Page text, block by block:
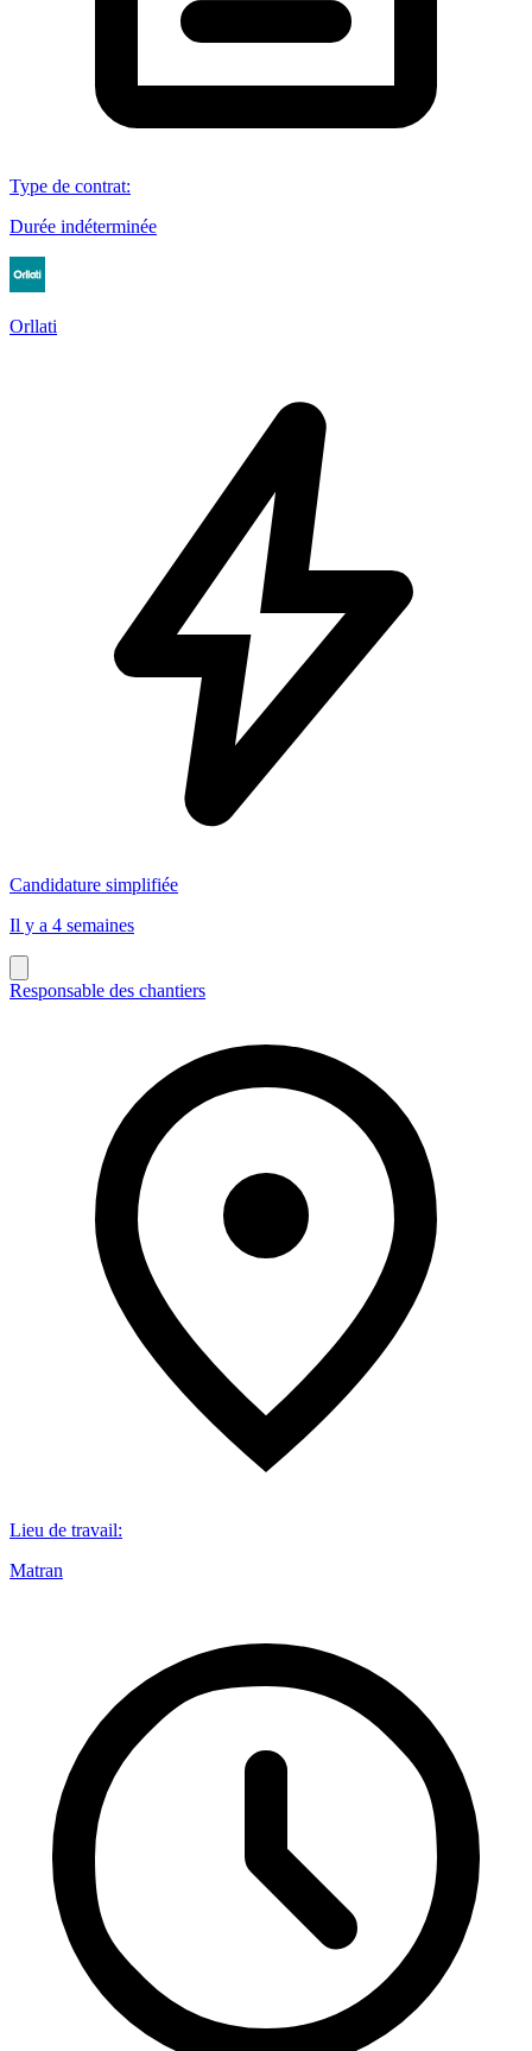
Type de contrat:
Durée indéterminée
Orllati
Candidature simplifiée
Il y a 4 semaines
Responsable des chantiers
Lieu de travail:
Matran